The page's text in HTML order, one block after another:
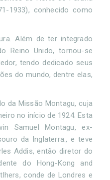
1933), conhecido como
Além de ter integrado
Reino Unido, tornou-se
tendo dedicado seus
do mundo, dentre elas,
da Missão Montagu, cuja
no início de 1924. Esta
Samuel Montagu, ex-
da Inglaterra., e teve
Addis, então diretor do
do Hong-Kong and
conde de Londres e